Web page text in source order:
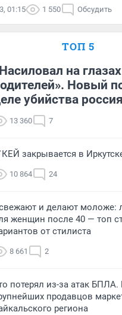
01:15 1 550 Обсудить
ТОП 5
на
Новый
убийства
13 360 7
закрывается в
10 864 24
и делают моложе:
женщин после 40 — топ
от стилиста
8 661 2
потерял из-за атак БПЛА.
продавцов
региона